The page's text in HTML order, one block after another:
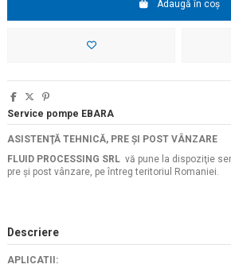
Adaugă în coș
Service pompe EBARA
ASISTENŢĂ TEHNICĂ, PRE ŞI POST VÂNZARE
FLUID PROCESSING SRL vă pune la dispoziţie
pre şi post vânzare, pe întreg teritoriul Romaniei.
Descriere
APLICATII: